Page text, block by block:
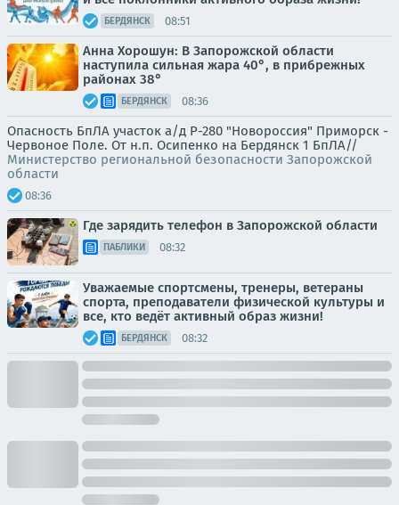
БЕРДЯНСК 08:51
Анна Хорошун: В Запорожской области
наступила сильная жара 40°, в прибрежных
районах 38°
БЕРДЯНСК 08:36
Опасность БпЛА участок а/д Р-280 "Новороссия" Приморск -
Червоное Поле. От н.п. Осипенко на Бердянск 1 БпЛА//
Министерство региональной безопасности Запорожской
области
08:36
Где зарядить телефон в Запорожской области
ПАБЛИКИ 08:32
Уважаемые спортсмены, тренеры, ветераны
спорта, преподаватели физической культуры и
все, кто ведёт активный образ жизни!
БЕРДЯНСК 08:32